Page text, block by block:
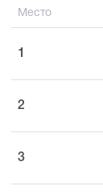
Место
1
2
3